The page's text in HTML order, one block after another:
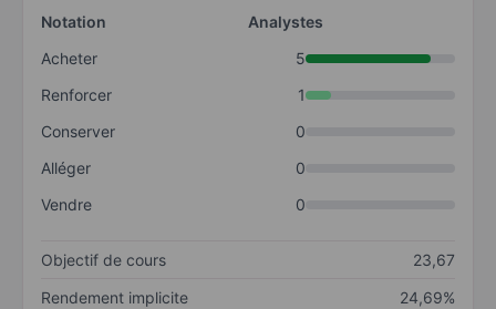
Notation
Analystes
Acheter
5
Renforcer
1
Conserver
0
Alléger
0
Vendre
0
Objectif de cours
23,67
Rendement implicite
24,69%